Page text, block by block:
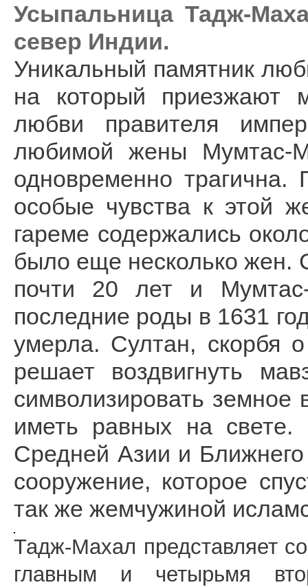
Усыпальница Тадж-
север Индии.
Уникальный памятник
на который приезжают
любви правителя
любимой жены Мумтас-
одновременно трагична.
особые чувства к этой
гареме содержались
было еще несколько жен.
почти 20 лет и
последние роды в 1631
умерла. Султан, скорбя
решает воздвигнуть
символизировать
иметь равных на
Средней Азии и Ближнего
сооружение, которое
так же жемчужиной
Тадж-Махал представляет
главным и четырьмя